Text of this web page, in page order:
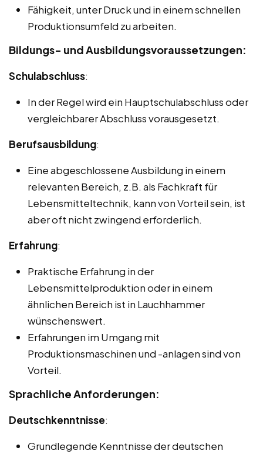
Fähigkeit, unter Druck und in einem schnellen
Produktionsumfeld zu arbeiten.
Bildungs- und Ausbildungsvoraussetzungen:
Schulabschluss:
In der Regel wird ein Hauptschulabschluss oder
vergleichbarer Abschluss vorausgesetzt.
Berufsausbildung:
Eine abgeschlossene Ausbildung in einem
relevanten Bereich, z.B. als Fachkraft für
Lebensmitteltechnik, kann von Vorteil sein, ist
aber oft nicht zwingend erforderlich.
Erfahrung:
Praktische Erfahrung in der
Lebensmittelproduktion oder in einem
ähnlichen Bereich ist in Lauchhammer
wünschenswert.
Erfahrungen im Umgang mit
Produktionsmaschinen und -anlagen sind von
Vorteil.
Sprachliche Anforderungen:
Deutschkenntnisse:
Grundlegende Kenntnisse der deutschen